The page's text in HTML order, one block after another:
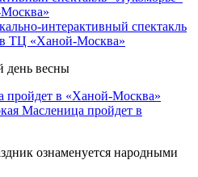
интерактивный спектакль
ТЦ «Ханой-Москва»
день весны
Масленица пройдет в
ознаменуется народными